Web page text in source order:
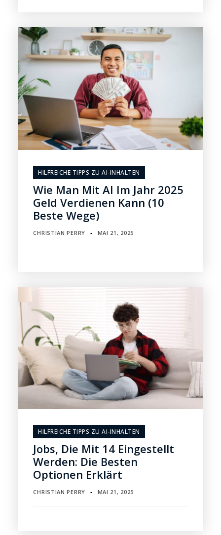
HILFREICHE TIPPS ZU AI-INHALTEN
Wie Man Mit AI Im Jahr 2025
Geld Verdienen Kann (10
Beste Wege)
CHRISTIAN PERRY ▪ MAI 21, 2025
HILFREICHE TIPPS ZU AI-INHALTEN
Jobs, Die Mit 14 Eingestellt
Werden: Die Besten
Optionen Erklärt
CHRISTIAN PERRY ▪ MAI 21, 2025